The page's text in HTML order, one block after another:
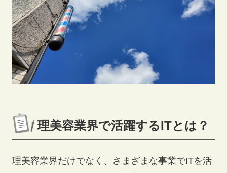
理美容業界で活躍するITとは？
理美容業界だけでなく、さまざまな事業でITを活